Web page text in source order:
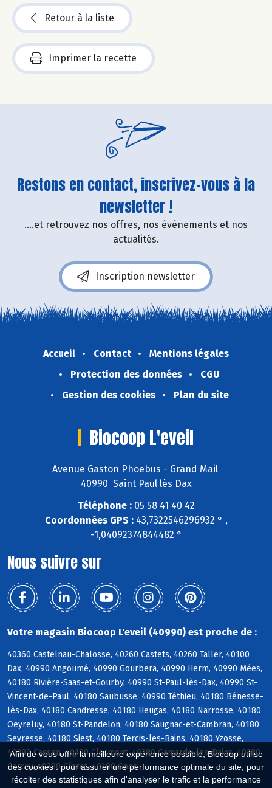
Afin de vous offrir la meilleure expérience possible, Biocoop utilise
des cookies : pour assurer une performance optimale du site, pour
récolter des statistiques afin d'analyser le trafic et la performance
Retour à la liste
Imprimer la recette
Restons en contact, inscrivez-vous à la
newsletter !
....et retrouvez nos offres, nos événements et nos
actualités.
Inscription newsletter
Accueil Contact
Mentions légales
Protection des données
CGU
Gestion des cookies
Plan du site
Biocoop L'eveil
Avenue Gaston Phoebus - Grand Mail
40990 Saint Paul lès Dax
Téléphone :05 58 41 40 42
Coordonnées GPS :43,7322546296932 ° ,
-1,04092374844482 °
Nous suivre sur
Votre magasin Biocoop L'eveil (40990) est proche de :
40360 Castelnau-Chalosse, 40260 Castets, 40260 Taller, 40100
Dax, 40990 Angoumé, 40990 Gourbera, 40990 Herm, 40990 Mées,
40180 Rivière-Saas-et-Gourby, 40990 St-Paul-lès-Dax, 40990 St-
Vincent-de-Paul, 40180 Saubusse, 40990 Téthieu, 40180 Bénesse-
lès-Dax, 40180 Candresse, 40180 Heugas, 40180 Narrosse, 40180
Oeyreluy, 40180 St-Pandelon, 40180 Saugnac-et-Cambran, 40180
Seyresse, 40180 Siest, 40180 Tercis-les-Bains, 40180 Yzosse,
40380 Cassen, 40180 Clermont, 40380 Gamarde-les-Bains, 40180
Garrey, 40380 Gibret, 40180 Goos